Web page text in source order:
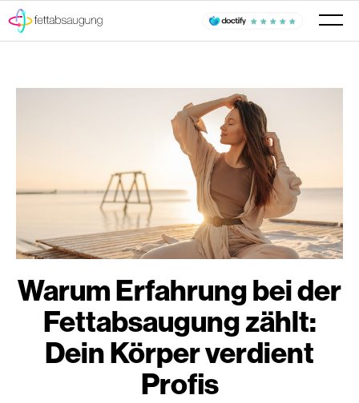
Warum Erfahrung bei der
Fettabsaugung zählt:
Dein Körper verdient
Profis